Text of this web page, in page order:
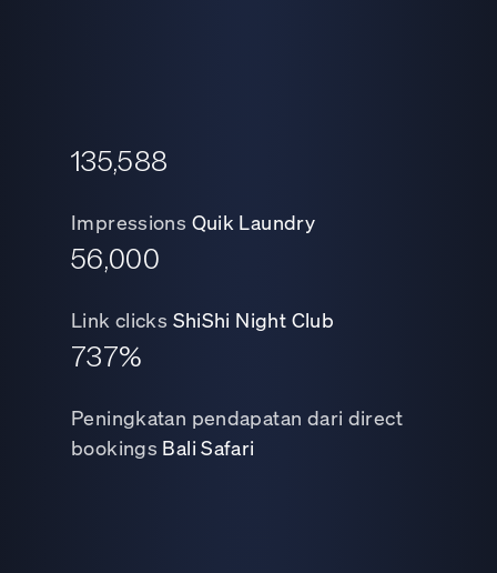
135,588
Impressions Quik Laundry
56,000
Link clicks ShiShi Night Club
737%
Peningkatan pendapatan dari direct
bookings Bali Safari